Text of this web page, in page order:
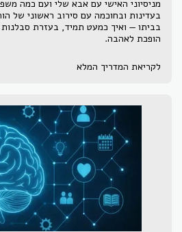
מניסיוני האישי עם אבא שלי ועם כמה
בעדינות ובחוכמה עם סירוב ראשוני של
בביתו — ואיך כמעט תמיד, בעזרת סבלנות
הופכת לאהבה.
לקריאת המדריך המלא